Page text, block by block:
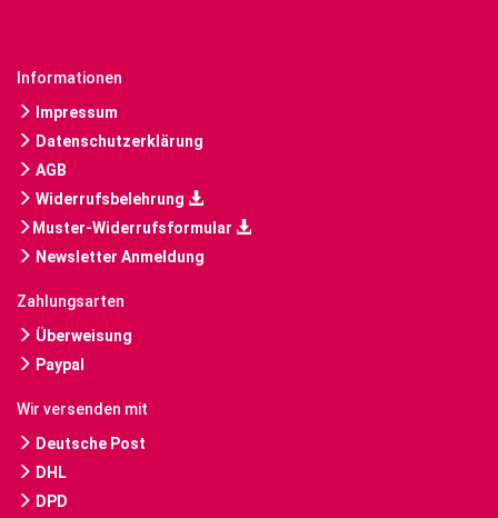
Informationen
Impressum
Datenschutzerklärung
AGB
Widerrufsbelehrung
Muster-Widerrufsformular
Newsletter Anmeldung
Zahlungsarten
Überweisung
Paypal
Wir versenden mit
Deutsche Post
DHL
DPD